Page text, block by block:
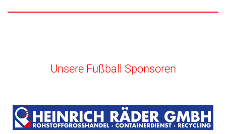
Unsere Fußball Sponsoren